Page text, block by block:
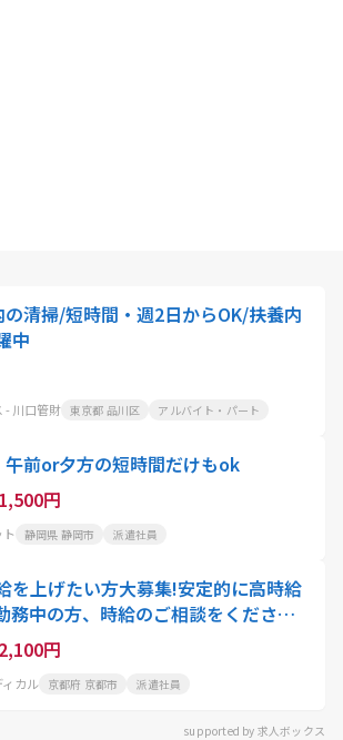
清掃/短時間・週2日からOK/扶養内
中
- 川口管財 東京都 品川区 アルバイト・パート
前or夕方の短時間だけもok
円
静岡県 静岡市 派遣社員
を上げたい方大募集!安定的に高時給
務中の方、時給のご相談をください!/
円
カル 京都府 京都市 派遣社員
supported by 求人ボックス